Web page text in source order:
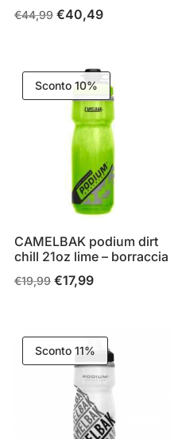
€44,99 Il
era:
€44,99.
€40,49Il
è:
€40,49.
Sconto 10%
CAMELBAK podium dirt
chill 21oz lime – borraccia
€19,99 Il
era:
€19,99.
€17,99Il
è:
€17,99.
Sconto 11%